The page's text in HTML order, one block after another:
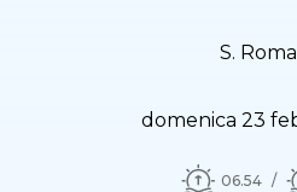
S.
domenica 23
06.54